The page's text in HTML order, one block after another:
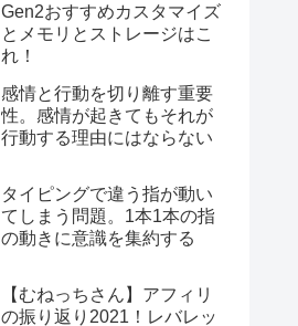
Gen2おすすめカスタマイズ
とメモリとストレージはこ
れ！
感情と行動を切り離す重要
性。感情が起きてもそれが
行動する理由にはならない
タイピングで違う指が動い
てしまう問題。1本1本の指
の動きに意識を集約する
【むねっちさん】アフィリ
の振り返り2021！レバレッ